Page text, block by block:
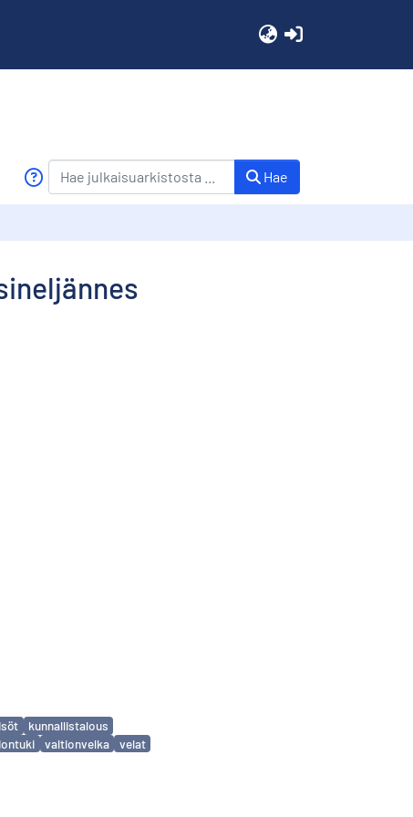
Hae
kunnallistalous
valtionvelka velat